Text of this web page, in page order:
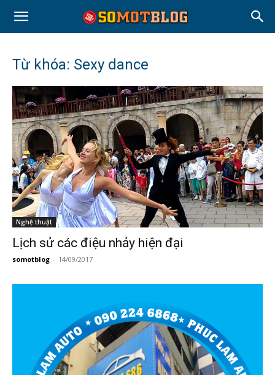
Từ khóa: Sexy dance
Nghệ thuật
Lịch sử các điệu nhảy hiện đại
somotblog - 14/09/2017